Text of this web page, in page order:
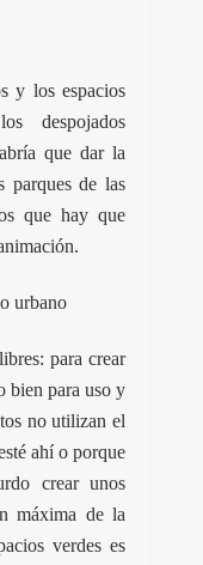
y los espacios
despojados
que dar la
parques de las
que hay que
urbano
para crear
bien para uso y
no utilizan el
ahí o porque
crear unos
máxima de la
verdes es